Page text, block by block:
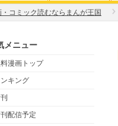
・コミック読むならまんが王国
メニュー
漫画トップ
キング
配信予定